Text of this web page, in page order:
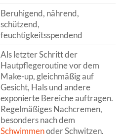
Beruhigend, nährend,
schützend,
feuchtigkeitsspendend
Als letzter Schritt der
Hautpflegeroutine vor dem
Make-up, gleichmäßig auf
Gesicht, Hals und andere
exponierte Bereiche auftragen.
Regelmäßiges Nachcremen,
besonders nach dem
Schwimmenoder Schwitzen.